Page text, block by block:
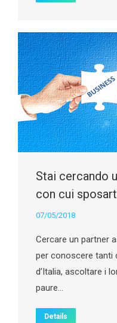
Stai cercando
con cui
07/05/2018
Cercare un partner
per conoscere tanti
d’Italia, ascoltare i
paure…
Details